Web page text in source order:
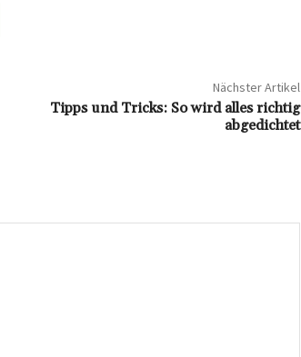
Nächster Artikel
Tipps und Tricks: So wird alles richtig
abgedichtet